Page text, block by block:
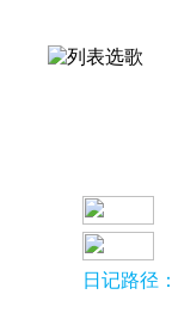
日记路径：